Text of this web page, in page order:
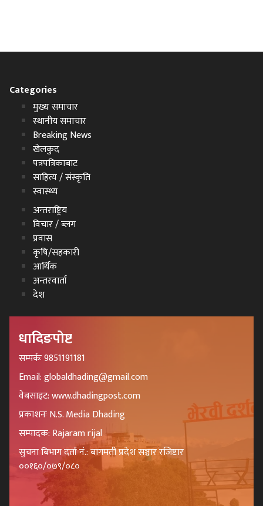
Categories
मुख्य समाचार
स्थानीय समाचार
Breaking News
खेलकुद
पत्रपत्रिकाबाट
साहित्य / संस्कृति
स्वास्थ्य
अन्तराष्ट्रिय
विचार / ब्लग
प्रवास
कृषि/सहकारी
आर्थिक
अन्तरवार्ता
देश
धादिङपोष्ट
सम्पर्कः 9851191181
Email: globaldhading@gmail.com
वेबसाइट: www.dhadingpost.com
प्रकाशनः N.S. Media Dhading
सम्पादक: Rajaram rijal
सुचना बिभाग दर्ता नं.: बागमती प्रदेश सञ्चार रजिष्टार
००१६०/०७९/०८०